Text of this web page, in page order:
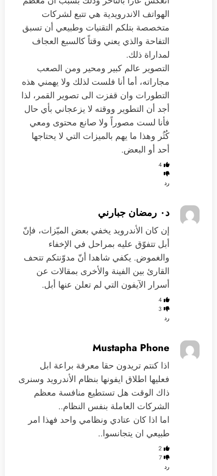
الهواتف الاندرويدية هي تتبع لشركات
متخصصة بتلكم التقنيات وطبيعي أن تسبق
التفاحة والذي يعني وقتاً كالسبع العجاف
لمداراة ذلك.
التصوير عالم كبير ومحير ومن الصعب
مجاراته، أما أنا فلست لذلك ولا يهمني هذه
التطورات وان قفزت الى تصوير القمر، لذا
أجد أن التطوير ووقته لا يزعجاني بأي حال
فأنا لست مصوراً ولا صانع محتوى ومعي
كُثُر وهذا ما يهم بالميزات التي لا يحتاجها
أحد أو البعض.
4
رد
د٠ رمضان جبارني
إن كان الأندرويد يخفي بعض الميّزات، فإنّ
أبل تتفوّق عليه بمراحل في الإخفاء
والغموض. يكفي شاهدا أنّ مدوّنتكم تتحف
القارئ بين الفينة والأخرى بمقالات عن
أسرار الآيفون التي لم تعلن عنها أبل.
4
3
رد
Mustapha Phone
اذا كنتم تريدون حقا معرفة براعة ابل
فعليها اطلاق ايفونها بنظام الأندرويد وسنرى
ذاك الوقت هل تستطيع منافسة معظم
الشركات العاملة بنفس النظام..
اما اذا كان عتادي ونظامي واحد فهذا امر
طبيعي ان يتجانسوا..
2
7
رد